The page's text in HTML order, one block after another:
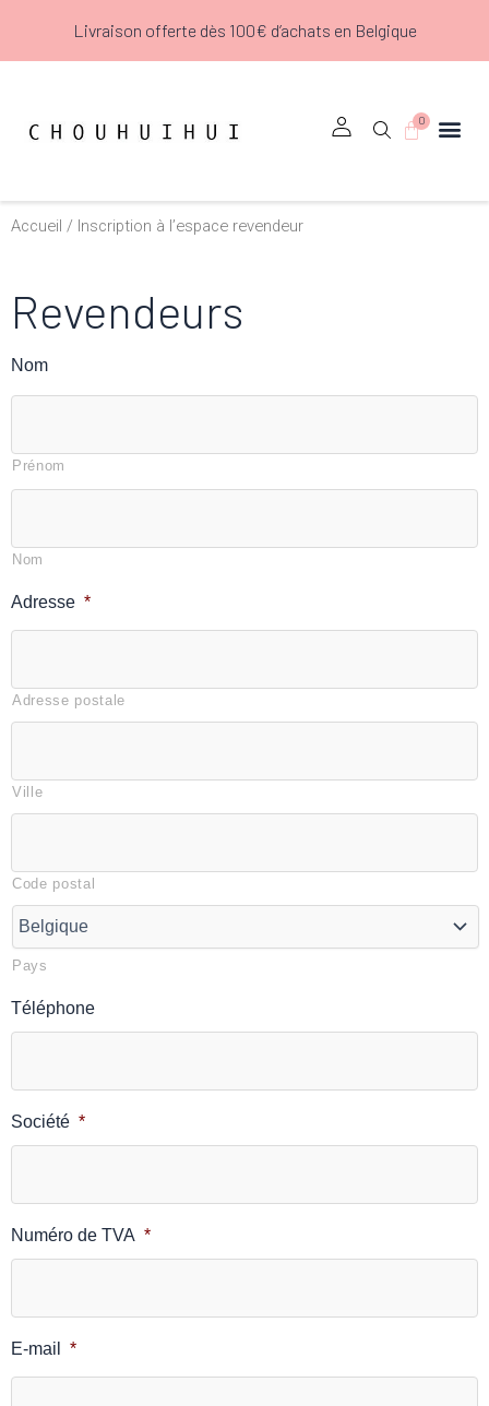
Livraison offerte dès 100€ d’achats en Belgique
0
Panier
Accueil / Inscription à l’espace revendeur
Revendeurs
Nom
Prénom
Nom
Adresse *
Adresse postale
Ville
Code postal
Pays
Téléphone
Société *
Numéro de TVA *
E-mail *